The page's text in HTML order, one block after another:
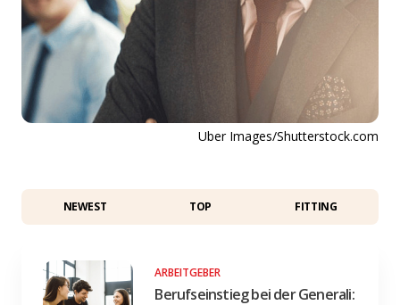
Uber Images/Shutterstock.com
NEWEST TOP FITTING
ARBEITGEBER
Berufseinstieg bei der Generali: